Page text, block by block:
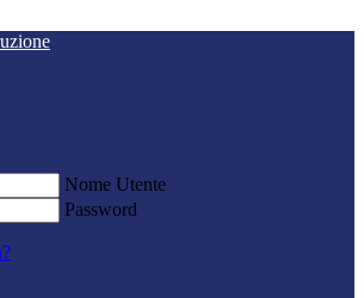
Nome Utente
Password